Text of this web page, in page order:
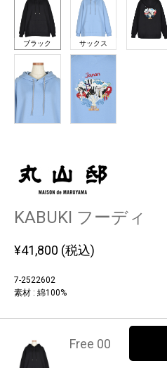
ブラック サックス
KABUKI フーディ
¥41,800 (税込)
7-2522602
素材 : 綿100%
Free 00